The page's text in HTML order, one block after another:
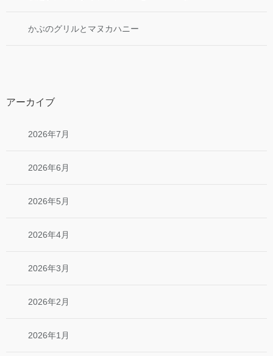
かぶのグリルとマヌカハニー
アーカイブ
2026年7月
2026年6月
2026年5月
2026年4月
2026年3月
2026年2月
2026年1月